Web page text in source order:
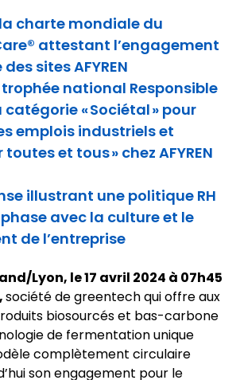
charte mondiale du
attestant l’engagement
sites AFYREN
national Responsible
« Sociétal » pour
emplois industriels et
et tous » chez AFYREN
illustrant une politique RH
avec la culture et le
de l’entreprise
Lyon, le 17 avril 2024 à 07h45
société de greentech qui offre aux
biosourcés et bas-carbone
de fermentation unique
complètement circulaire
son engagement pour le